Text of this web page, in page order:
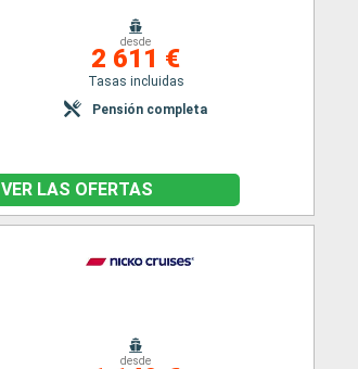
desde
2 611 €
Tasas incluidas
Pensión completa
VER LAS OFERTAS
desde